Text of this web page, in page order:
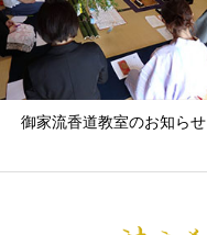
御家流香道教室のお知らせ